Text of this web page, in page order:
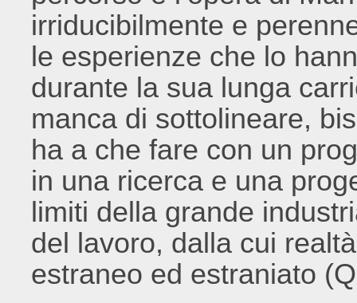
irriducibilmente e
le esperienze che lo
durante la sua lunga
manca di sottolineare,
ha a che fare con un
in una ricerca e una
limiti della grande
del lavoro, dalla cui
estraneo ed estraniato